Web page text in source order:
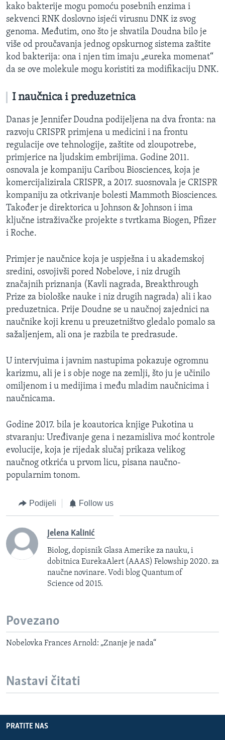
kako bakterije mogu pomoću posebnih enzima i
sekvenci RNK doslovno isjeći virusnu DNK iz svog
genoma. Međutim, ono što je shvatila Doudna bilo je
više od proučavanja jednog opskurnog sistema zaštite
kod bakterija: ona i njen tim imaju „eureka momenat“
da se ove molekule mogu koristiti za modifikaciju DNK.
I naučnica i preduzetnica
Danas je Jennifer Doudna podijeljena na dva fronta: na
razvoju CRISPR primjena u medicini i na frontu
regulacije ove tehnologije, zaštite od zloupotrebe,
primjerice na ljudskim embrijima. Godine 2011.
osnovala je kompaniju Caribou Biosciences, koja je
komercijalizirala CRISPR, a 2017. suosnovala je CRISPR
kompaniju za otkrivanje bolesti Mammoth Biosciences.
Također je direktorica u Johnson & Johnson i ima
ključne istraživačke projekte s tvrtkama Biogen, Pfizer
i Roche.
Primjer je naučnice koja je uspješna i u akademskoj
sredini, osvojivši pored Nobelove, i niz drugih
značajnih priznanja (Kavli nagrada, Breakthrough
Prize za biološke nauke i niz drugih nagrada) ali i kao
preduzetnica. Prije Doudne se u naučnoj zajednici na
naučnike koji krenu u preuzetništvo gledalo pomalo sa
sažaljenjem, ali ona je razbila te predrasude.
U intervjuima i javnim nastupima pokazuje ogromnu
karizmu, ali je i s obje noge na zemlji, što ju je učinilo
omiljenom i u medijima i među mladim naučnicima i
naučnicama.
Godine 2017. bila je koautorica knjige Pukotina u
stvaranju: Uređivanje gena i nezamisliva moć kontrole
evolucije, koja je rijedak slučaj prikaza velikog
naučnog otkrića u prvom licu, pisana naučno-
popularnim tonom.
Podijeli Follow us
Jelena Kalinić
Biolog, dopisnik Glasa Amerike za nauku, i
dobitnica EurekaAlert (AAAS) Felowship 2020. za
naučne novinare. Vodi blog Quantum of
Science od 2015.
Povezano
Nobelovka Frances Arnold: „Znanje je nada“
Nastavi čitati
PRATITE NAS